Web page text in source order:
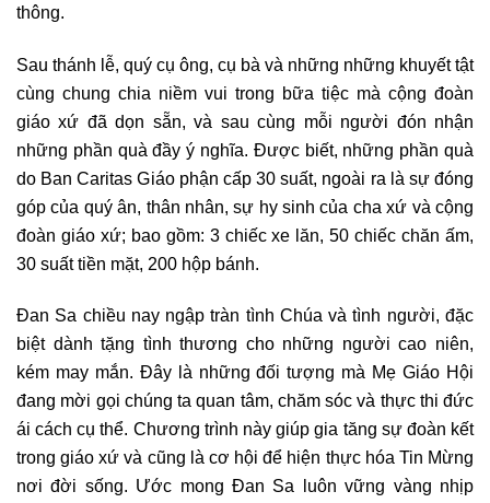
thông.
Sau thánh lễ, quý cụ ông, cụ bà và những những khuyết tật
cùng chung chia niềm vui trong bữa tiệc mà cộng đoàn
giáo xứ đã dọn sẵn, và sau cùng mỗi người đón nhận
những phần quà đầy ý nghĩa. Được biết, những phần quà
do Ban Caritas Giáo phận cấp 30 suất, ngoài ra là sự đóng
góp của quý ân, thân nhân, sự hy sinh của cha xứ và cộng
đoàn giáo xứ; bao gồm: 3 chiếc xe lăn, 50 chiếc chăn ấm,
30 suất tiền mặt, 200 hộp bánh.
Đan Sa chiều nay ngập tràn tình Chúa và tình người, đặc
biệt dành tặng tình thương cho những người cao niên,
kém may mắn. Đây là những đối tượng mà Mẹ Giáo Hội
đang mời gọi chúng ta quan tâm, chăm sóc và thực thi đức
ái cách cụ thể. Chương trình này giúp gia tăng sự đoàn kết
trong giáo xứ và cũng là cơ hội để hiện thực hóa Tin Mừng
nơi đời sống. Ước mong Đan Sa luôn vững vàng nhịp